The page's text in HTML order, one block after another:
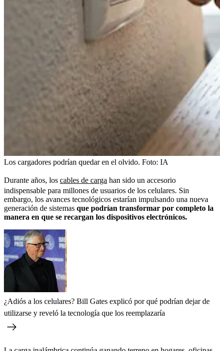
Los cargadores podrían quedar en el olvido. Foto: IA
Durante años, los cables de carga han sido un accesorio
indispensable para millones de usuarios de los celulares. Sin
embargo, los avances tecnológicos estarían impulsando una nueva
generación de sistemas que podrían transformar por completo la
manera en que se recargan los dispositivos electrónicos.
¿Adiós a los celulares? Bill Gates explicó por qué podrían dejar de
utilizarse y reveló la tecnología que los reemplazaría